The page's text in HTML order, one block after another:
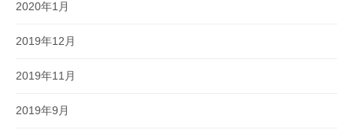
2020年1月
2019年12月
2019年11月
2019年9月